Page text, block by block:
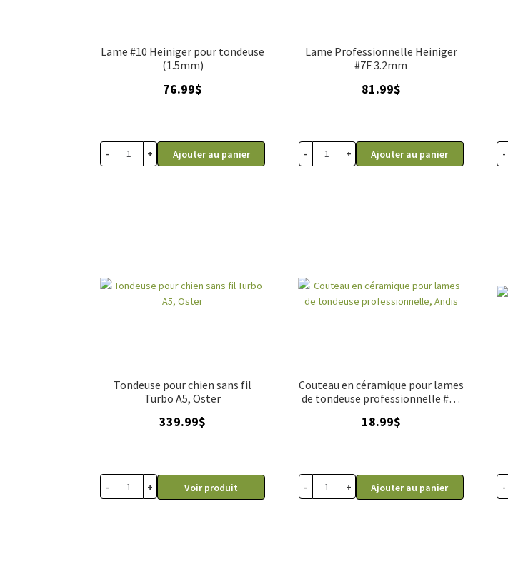
Lame #10 Heiniger pour tondeuse
(1.5mm)
76.99$
- + Ajouter au panier
Lame Professionnelle Heiniger
#7F 3.2mm
81.99$
- + Ajouter au panier -
Tondeuse pour chien sans fil
Turbo A5, Oster
339.99$
- + Voir produit
Couteau en céramique pour lames
de tondeuse professionnelle #40
18.99$
- + Ajouter au panier -